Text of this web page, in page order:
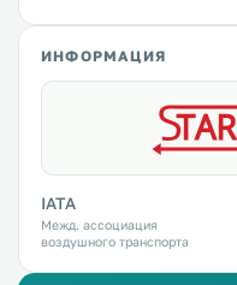
ИНФОРМАЦИЯ
IATA
Межд. ассоциация
воздушного транспорта